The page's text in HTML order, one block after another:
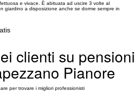
e vivace. È abituata ad uscire 3 volte al
giardino a disposizione anche se dorme sempre in
clienti su pensioni
Pianore
per trovare i migliori professionisti